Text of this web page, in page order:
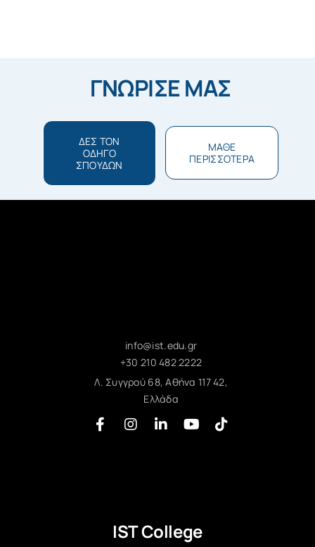
ΓΝΩΡΙΣΕ ΜΑΣ
ΔΕΣ ΤΟΝ
ΟΔΗΓΟ
ΣΠΟΥΔΩΝ
ΜΑΘΕ
ΠΕΡΙΣΣΟΤΕΡΑ
info@ist.edu.gr
+30 210 482 2222
Λ. Συγγρού 68, Αθήνα 117 42,
Ελλάδα
IST College